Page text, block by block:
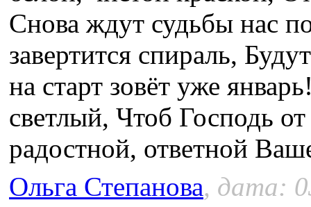
Снова ждут судьбы нас
завертится спираль,
на старт зовёт уже
светлый, Чтоб Господь
радостной, ответной
Ольга Степанова, дата: